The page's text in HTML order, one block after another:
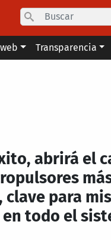
Transparencia
abrirá el
para
todo el